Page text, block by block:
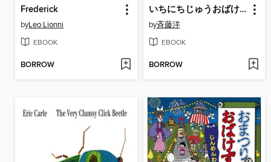
Frederick
byLeo Lionni
EBOOK
BORROW
いちにちじゅうおばけずかん まよなかのパーティートイレ
by斉藤洋
EBOOK
BORROW